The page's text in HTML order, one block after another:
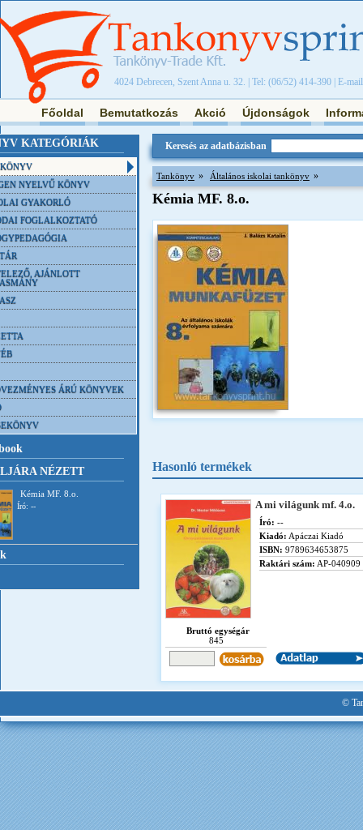
4024 Debrecen, Szent Anna u. 32. | Tel: (06/52) 414-390 | E-
Főoldal Bemutatkozás Akció Újdonságok
KATEGÓRIÁK
NYELVŰ KÖNYV
GYAKORLÓ
FOGLALKOZTATÓ
AJÁNLOTT
ÁRÚ KÖNYVEK
NÉZETT
Kémia MF. 8.o.
Író: --
Keresés az adatbázisban
Tankönyv » Általános iskolai tankönyv »
Kémia MF. 8.o.
Hasonló termékek
A mi világunk mf. 4.o.
Író: --
Kiadó: Apáczai Kiadó
ISBN: 9789634653875
Raktári szám: AP-040909
Bruttó egységár
845
©